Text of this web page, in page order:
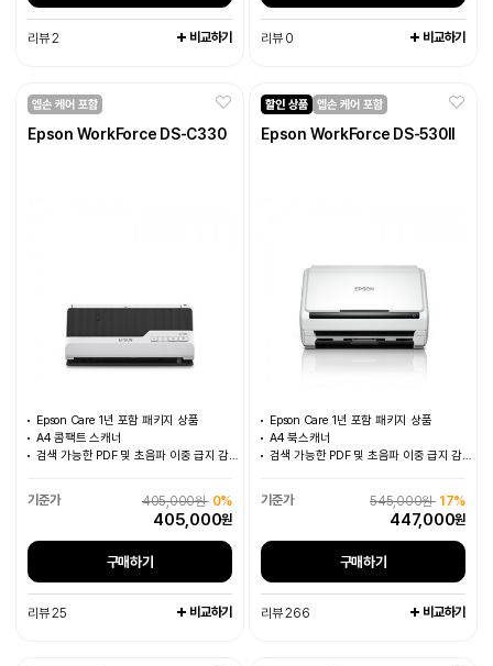
리뷰 2 비교하기 리뷰 0 비교하기
Epson WorkForce DS-C330
Epson Care 1년 포함 패키지 상품
A4 콤팩트 스캐너
검색 가능한 PDF 및 초음파 이중 급지 감지 지원
405,000원 0%
405,000원
구매하기
리뷰 25 비교하기
Epson WorkForce DS-530II
Epson Care 1년 포함 패키지 상품
A4 북스캐너
검색 가능한 PDF 및 초음파 이중 급지 감지 지원
545,000원 17%
447,000원
구매하기
리뷰 266 비교하기